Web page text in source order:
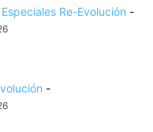
Re-Evolución -
-